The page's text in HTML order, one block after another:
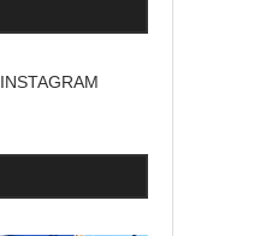
INSTAGRAM